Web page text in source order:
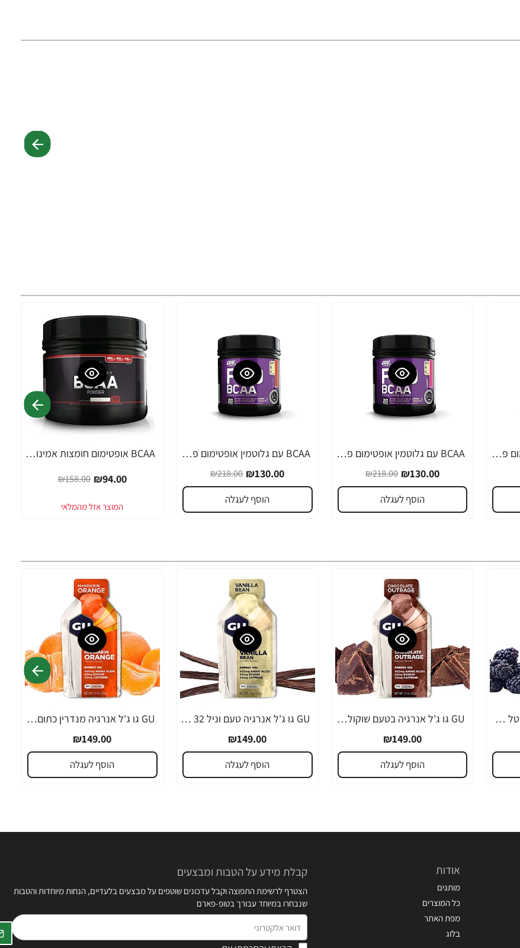
BCAA עם גלוטמין אופטימום פרו סירייס טעם אפרסק מנגו 390 גרם - מבית Optimum Nutrition
-40%
BCAA עם גלוטמין אופטימום פרו סירייס טעם לימונדה פטל 390 גרם - מבית Optimum Nutrition
₪130.00
₪218.00
הוסף לעגלה
-40%
BCAA עם גלוטמין אופטימום פרו סירייס טעם פונץ פירות 390 גרם - מבית Optimum Nutrition
₪130.00
₪218.00
הוסף לעגלה
-41%
BCAA אופטימום חומצות אמינו 3000 ללא טעם 300 גרם - מבית Optimum Nutrition
₪94.00
₪158.00
GU גו ג'ל אנרגיה בטעם פטל שחור 32 גרם - 24 יחידות
GU גו ג'ל אנרגיה בטעם שוקולד 32 גרם - 24 יחידות
₪149.00
הוסף לעגלה
GU גו ג'ל אנרגיה טעם וניל 32 גרם - 24 יחידות
₪149.00
הוסף לעגלה
GU גו ג'ל אנרגיה מנדרין כתום 32 גרם - 24 יחידות
₪149.00
הוסף לעגלה
אודות
מותגים
כל המוצרים
מפת האתר
בלוג
קבלת מידע על הטבות ומבצעים
הצטרף לרשימת התפוצה וקבל עדכונים שוטפים על מבצעים בלעדיים, הנחות מיוחדות והטבות
שנבחרו במיוחד עבורך בטופ-פארם
אלקטרוני